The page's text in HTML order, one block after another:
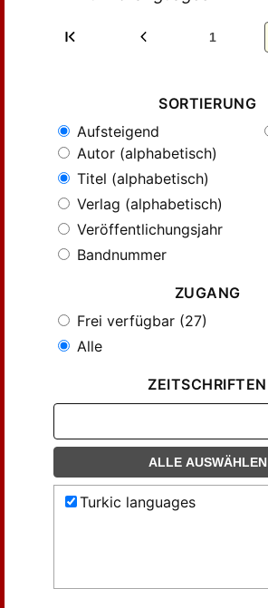
1
SORTIERUNG
Aufsteigend
Autor (alphabetisch)
Titel (alphabetisch)
Verlag (alphabetisch)
Veröffentlichungsjahr
Bandnummer
ZUGANG
Frei verfügbar (27)
Alle
ZEITSCHRIFTEN
ALLE AUSWÄHLEN
Turkic languages